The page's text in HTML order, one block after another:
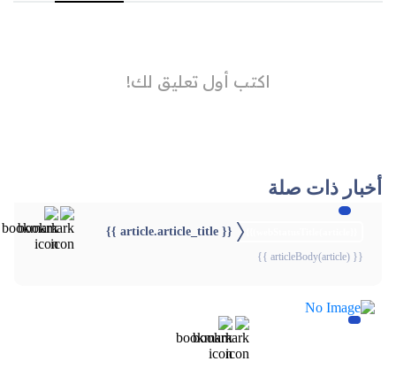
أخبار ذات صلة
{{ article.article_title }}
{{ articleBody(article) }}